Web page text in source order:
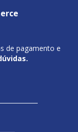
de pagamento e